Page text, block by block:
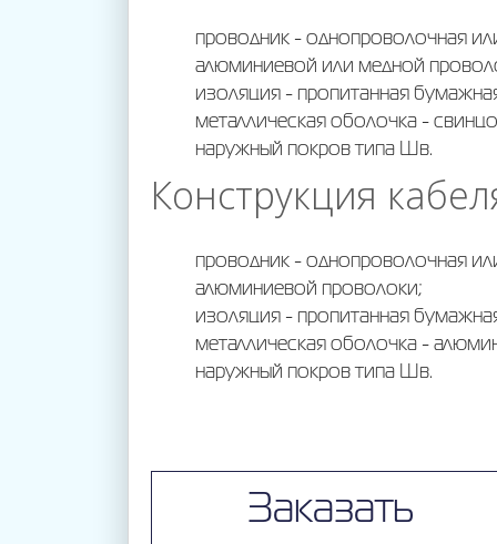
Вакансии
Корпоративное
Управление
Контакты
проводник - однопроволочная
алюминиевой или медной
изоляция - пропитанная
металлическая оболочка -
наружный покров типа Шв.
Конструкция
проводник - однопроволочная
алюминиевой проволоки;
изоляция - пропитанная
металлическая оболочка -
наружный покров типа Шв.
Заказать